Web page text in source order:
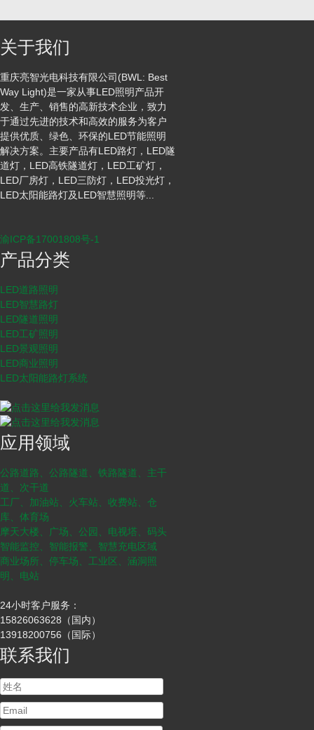
关于我们
重庆亮智光电科技有限公司(BWL: Best
Way Light)是一家从事LED照明产品开
发、生产、销售的高新技术企业，致力
于通过先进的技术和高效的服务为客户
提供优质、绿色、环保的LED节能照明
解决方案。主要产品有LED路灯，LED隧
道灯，LED高铁隧道灯，LED工矿灯，
LED厂房灯，LED三防灯，LED投光灯，
LED太阳能路灯及LED智慧照明等...
渝ICP备17001808号-1
产品分类
LED道路照明
LED智慧路灯
LED隧道照明
LED工矿照明
LED景观照明
LED商业照明
LED太阳能路灯系统
应用领域
公路道路、公路隧道、铁路隧道、主干
道、次干道
工厂、加油站、火车站、收费站、仓
库、体育场
摩天大楼、广场、公园、电视塔、码头
智能监控、智能报警、智慧充电区域
商业场所、停车场、工业区、涵洞照
明、电站
24小时客户服务：
15826063628（国内）
13918200756（国际）
联系我们